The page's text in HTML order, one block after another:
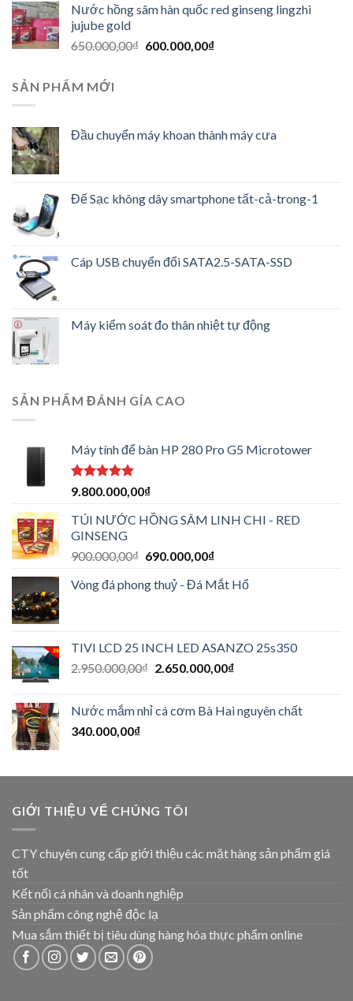
Nước hồng sâm hàn quốc red ginseng lingzhi
jujube gold
650.000,00₫ 600.000,00₫
SẢN PHẨM MỚI
Đầu chuyển máy khoan thành máy cưa
Đế Sạc không dây smartphone tất-cả-trong-1
Cáp USB chuyển đổi SATA2.5-SATA-SSD
Máy kiểm soát đo thân nhiệt tự động
SẢN PHẨM ĐÁNH GÍA CAO
Máy tính để bàn HP 280 Pro G5 Microtower
Được xếp
5 sao
9.800.000,00₫
TÚI NƯỚC HỒNG SÂM LINH CHI - RED
GINSENG
900.000,00₫ 690.000,00₫
Vòng đá phong thuỷ - Đá Mắt Hổ
TIVI LCD 25 INCH LED ASANZO 25s350
2.950.000,00₫ 2.650.000,00₫
Nước mắm nhỉ cá cơm Bà Hai nguyên chất
340.000,00₫
GIỚI THIỆU VỂ CHÚNG TÔI
CTY chuyên cung cấp giới thiệu các mặt hàng sản phẩm giá
tốt
Kết nối cá nhân và doanh nghiệp
Sản phẩm công nghệ độc lạ
Mua sắm thiết bị tiêu dùng hàng hóa thực phẩm online